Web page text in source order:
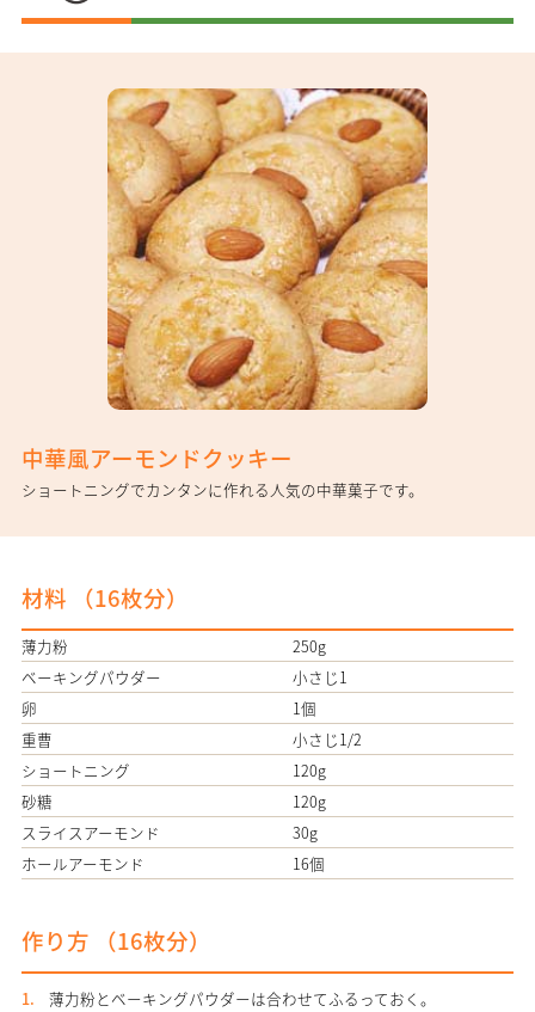
中華風アーモンドクッキー
ショートニングでカンタンに作れる人気の中華菓子です。
材料 （16枚分）
薄力粉
250g
ベーキングパウダー
小さじ1
卵
1個
重曹
小さじ1/2
ショートニング
120g
砂糖
120g
スライスアーモンド
30g
ホールアーモンド
16個
作り方 （16枚分）
薄力粉とベーキングパウダーは合わせてふるっておく。